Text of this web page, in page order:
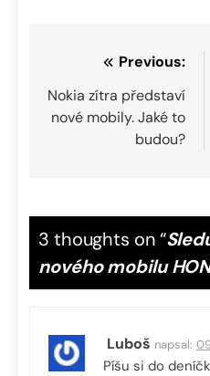
Navigace
pro
příspěvek
Previous:
Nokia zítra představí
nové mobily. Jaké to
budou?
3 thoughts on “
nového mobilu
Luboš napsal:
Píšu si do